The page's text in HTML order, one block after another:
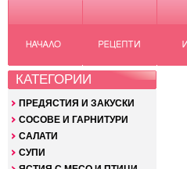
КАТЕГОРИИ
ПРЕДЯСТИЯ И ЗАКУСКИ
СОСОВЕ И ГАРНИТУРИ
САЛАТИ
СУПИ